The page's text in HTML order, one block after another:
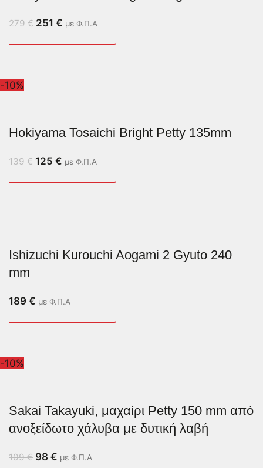
279€ 251 € με Φ.Π.Α
-10%
Hokiyama Tosaichi Bright Petty 135mm
139€ 125 € με Φ.Π.Α
Ishizuchi Kurouchi Aogami 2 Gyuto 240
mm
189 € με Φ.Π.Α
-10%
Sakai Takayuki, μαχαίρι Petty 150 mm από
ανοξείδωτο χάλυβα με δυτική λαβή
109€ 98 € με Φ.Π.Α